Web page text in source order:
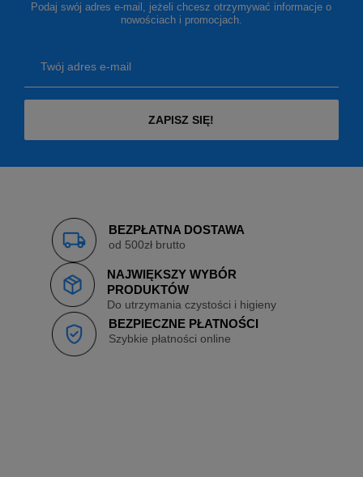
Podaj swój adres e-mail, jeżeli chcesz otrzymywać informacje o
nowościach i promocjach.
Twój adres e-mail
ZAPISZ SIĘ!
BEZPŁATNA DOSTAWA
od 500zł brutto
NAJWIĘKSZY WYBÓR
PRODUKTÓW
Do utrzymania czystości i higieny
BEZPIECZNE PŁATNOŚCI
Szybkie płatności online